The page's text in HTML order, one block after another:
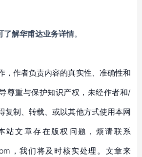
了解华甫达业务详情。
，作者负责内容的真实性、准确性和
尊重与保护知识产权，未经作者和/
复制、转载、或以其他方式使用本网
站文章存在版权问题，烦请联系
，我们将及时核实处理。文章来